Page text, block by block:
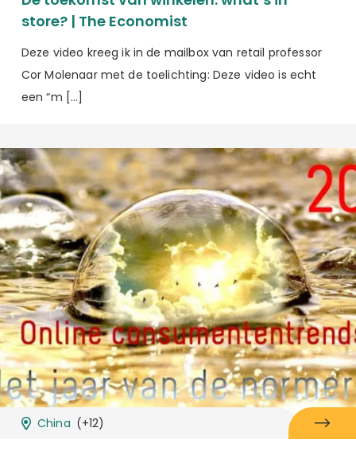
store? | The Economist
Deze video kreeg ik in de mailbox van retail professor
Cor Molenaar met de toelichting: Deze video is echt
een “m […]
China (+12)